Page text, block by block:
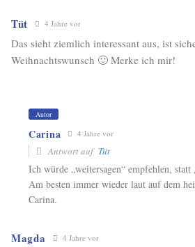
Tüt 4 Jahre vor
Das sieht ziemlich interessant aus, ist
Weihnachtswunsch 🙂 Merke ich mir!
Autor
Carina 4 Jahre vor
Antwort auf Tüt
Ich würde „weitersagen“ empfehlen, statt
Am besten immer wieder laut auf dem
Carina.
Magda 4 Jahre vor